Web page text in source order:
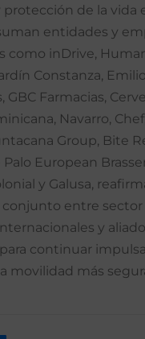
de la vida
entidades y
como inDrive,
Constanza,
GBC Farmacias,
Navarro,
Group, Bite
Palo European
y Galusa,
entre sector
y
continuar
movilidad más